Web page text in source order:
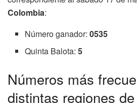
Colombia:
Número ganador:0535
Quinta Balota: 5
Números más
distintas regiones